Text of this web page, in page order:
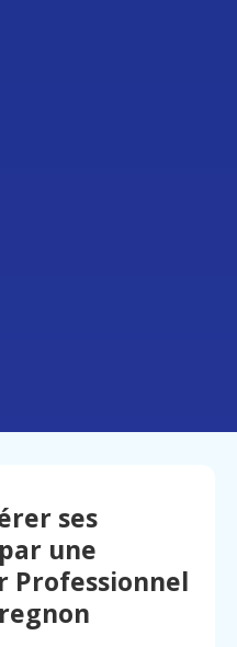
ses
une
Professionnel